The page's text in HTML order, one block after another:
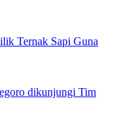
Ternak Sapi Guna
dikunjungi Tim